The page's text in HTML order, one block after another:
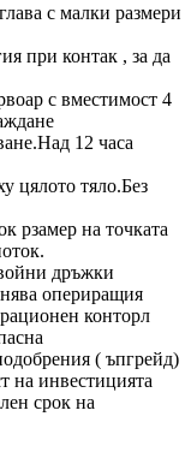
с малки размери
при контак , за да
с вместимост 4
12 часа
цялото тяло.Без
рзамер на точката
дръжки
опериращия
конторл
( ъпгрейд)
на инвестицията
срок на